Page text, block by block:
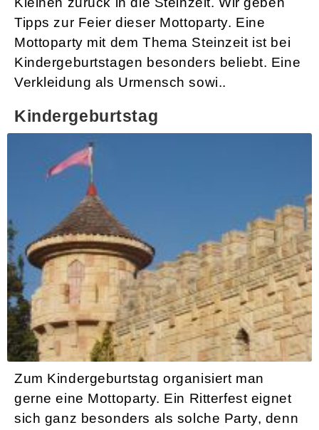
Tipps zur Feier dieser Mottoparty. Eine
Mottoparty mit dem Thema Steinzeit ist bei
Kindergeburtstagen besonders beliebt. Eine
Verkleidung als Urmensch sowi..
Kindergeburtstag
Ritterfest zum Kindergeburtstag
Zum Kindergeburtstag organisiert man
gerne eine Mottoparty. Ein Ritterfest eignet
sich ganz besonders als solche Party, denn